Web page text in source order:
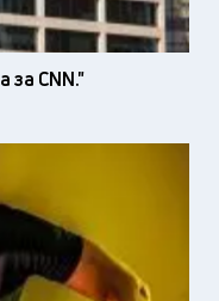
за CNN."